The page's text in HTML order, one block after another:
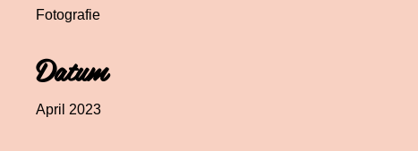
Fotografie
Datum
April 2023